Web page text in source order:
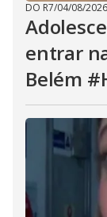
DO R7/04/08/2026
entrar
Belém